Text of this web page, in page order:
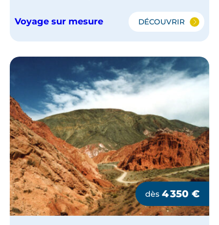
Voyage sur mesure DÉCOUVRIR
DE
AUX
CHUTES
D’IGUAZU
dès 4 350 €